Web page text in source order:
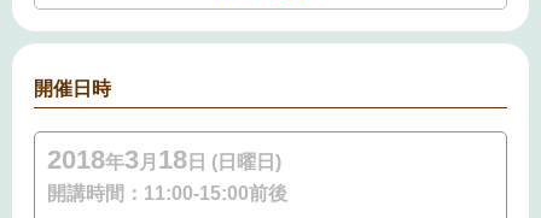
開催日時
2018年3月 18 日 (日曜日)
開講時間： 11:00-15:00前後